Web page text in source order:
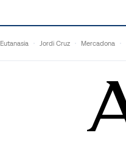
Eutanasia Jordi Cruz Mercadona